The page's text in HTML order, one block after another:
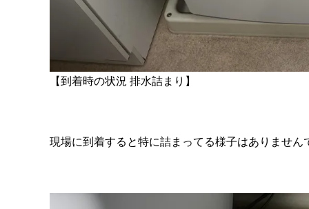
【到着時の状況 排水詰まり】
現場に到着すると特に詰まってる様子はありません